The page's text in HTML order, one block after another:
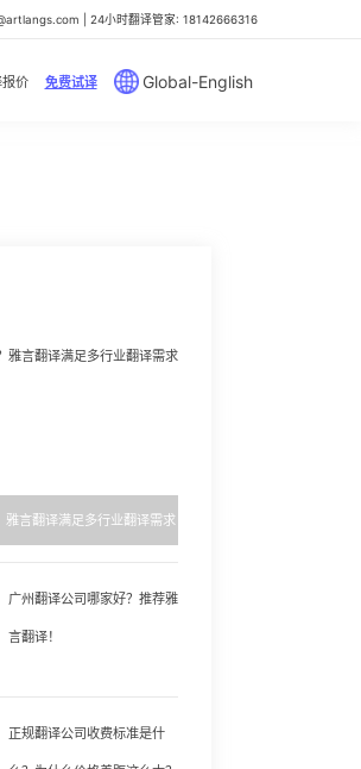
| 24小时翻译管家: 18142666316
价 免费试译 Global-English
雅言翻译满足多行业翻译需求
广州翻译公司哪家好？推荐雅
言翻译！
正规翻译公司收费标准是什